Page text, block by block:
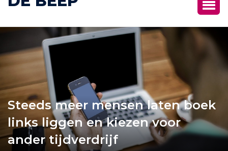
Steeds meer mensen laten boek
links liggen en kiezen voor
ander tijdverdrijf